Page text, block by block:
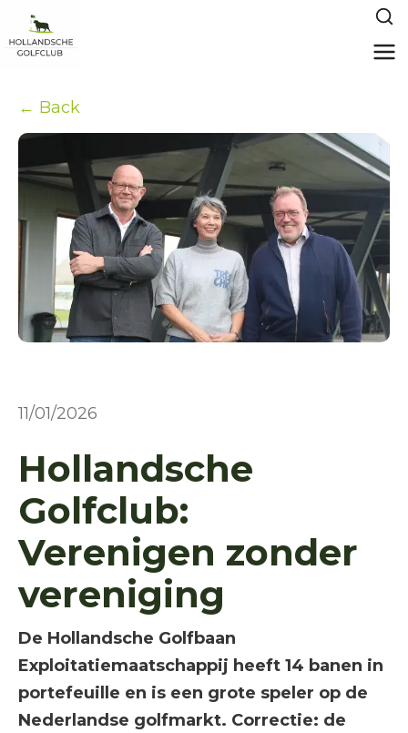
← Back
11/01/2026
Hollandsche
Golfclub:
Verenigen zonder
vereniging
De Hollandsche Golfbaan
Exploitatiemaatschappij heeft 14 banen in
portefeuille en is een grote speler op de
Nederlandse golfmarkt. Correctie: de